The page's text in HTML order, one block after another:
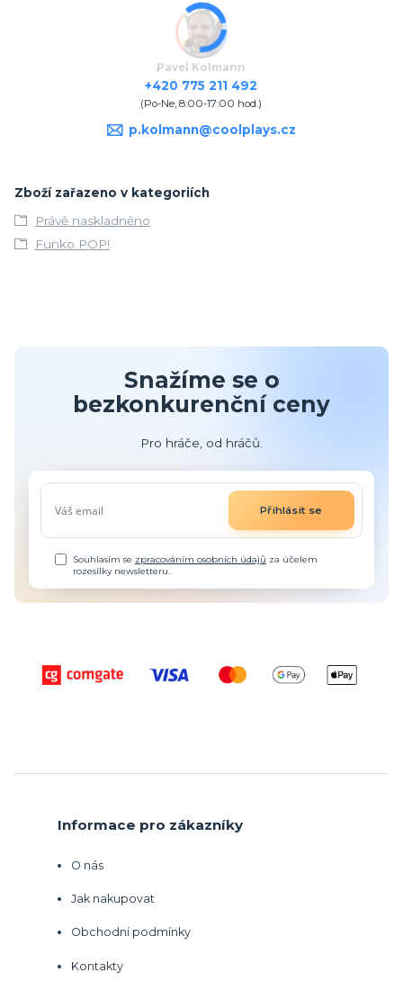
Pavel Kolmann
+420 775 211 492
(Po-Ne, 8:00-17:00 hod.)
p.kolmann@coolplays.cz
Zboží zařazeno v kategoriích
Právě naskladněno
Funko POP!
Snažíme se o
bezkonkurenční ceny
Pro hráče, od hráčů.
Přihlásit se
Souhlasím se zpracováním osobních údajů za účelem
rozesílky newsletteru.
Informace pro zákazníky
O nás
Jak nakupovat
Obchodní podmínky
Kontakty